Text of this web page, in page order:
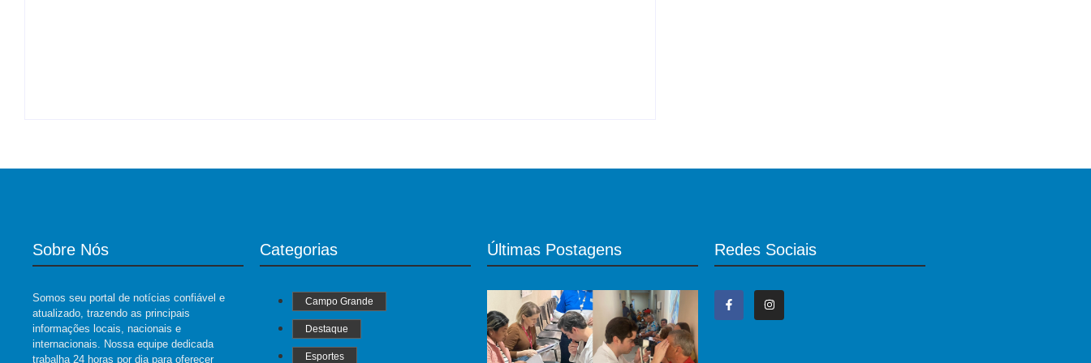
Sobre Nós
Somos seu portal de notícias confiável e
atualizado, trazendo as principais
informações locais, nacionais e
internacionais. Nossa equipe dedicada
trabalha 24 horas por dia para oferecer
Categorias
Campo Grande
Destaque
Esportes
Últimas Postagens Redes Sociais